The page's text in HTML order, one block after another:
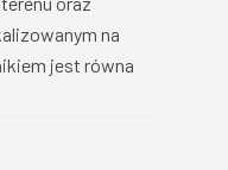
na
jest równa